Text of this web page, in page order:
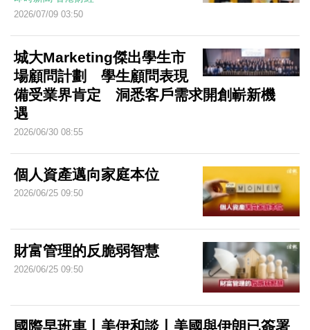
2026/07/09 03:50
城大Marketing傑出學生市
場顧問計劃 學生顧問表現
備受業界肯定 洞悉客戶需求開創嶄新機
遇
2026/06/30 08:55
個人資產邁向家庭本位
2026/06/25 09:50
財富管理的反脆弱智慧
2026/06/25 09:50
國際早班車丨美伊和談丨美國與伊朗已簽署